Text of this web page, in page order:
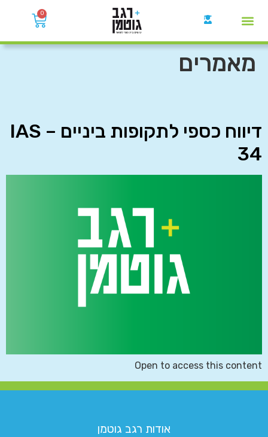
0
מאמרים
דיווח כספי לתקופות ביניים – IAS
34
Open to access this content
אודות רגב גוטמן